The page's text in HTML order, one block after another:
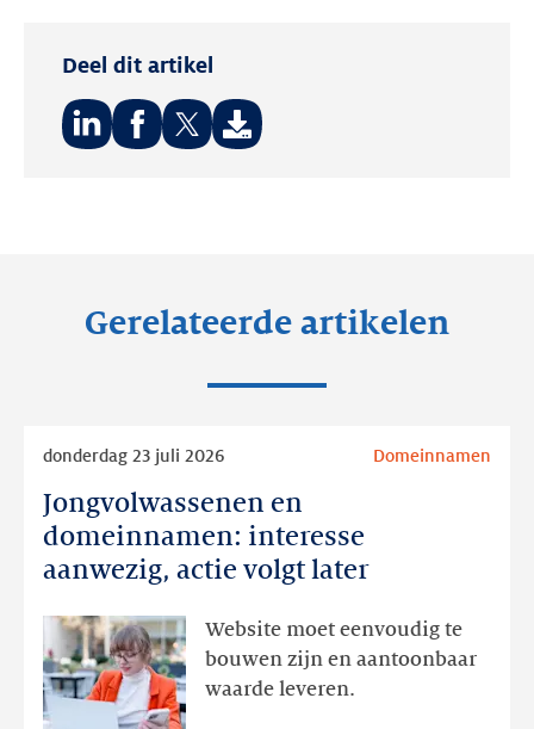
Deel dit artikel
Gerelateerde artikelen
Jongvolwassenen en
domeinnamen: interesse
aanwezig, actie volgt later
donderdag 23 juli 2026 Domeinnamen
Website moet eenvoudig te
bouwen zijn en aantoonbaar
waarde leveren.
Jongvolwassenen
aanwezig,
actie
volgt
later